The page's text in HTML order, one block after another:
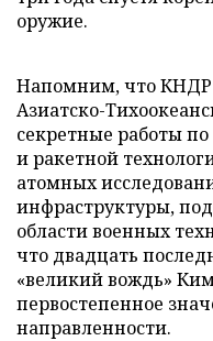
оружие.
Напомним, что КНДР
Азиатско-
секретные работы
и ракетной
атомных
инфраструктуры,
области военных
что двадцать
«великий вождь»
первостепенное
направленности.